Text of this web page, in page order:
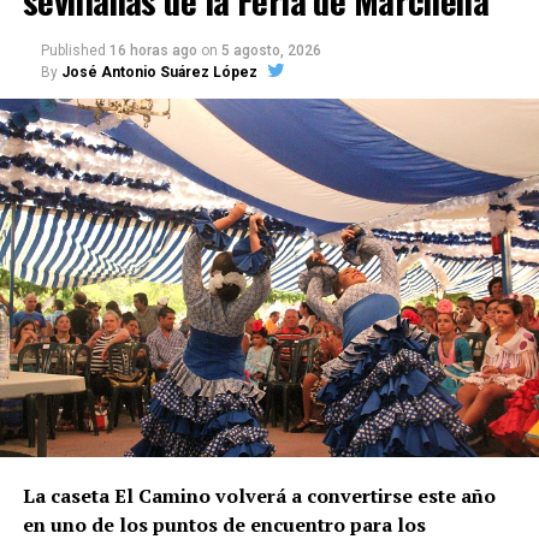
Alojamiento, comida y
transporte
No todas las explotaciones ofrecen las mismas
condiciones. Algunas proporcionan alojamiento y
comida gratuitamente, otras solamente vivienda o
una comida diaria y también existen contratos sin
manutención ni alojamiento.
El trabajador debe comprobar antes de salir:
Salario bruto por hora.
Duración mínima del contrato.
Horario y pago de horas extraordinarias.
Published 16 horas ago on 5 agosto, 2026
By José Antonio Suárez López
La caseta El Camino volverá a convertirse este año
en uno de los puntos de encuentro para los